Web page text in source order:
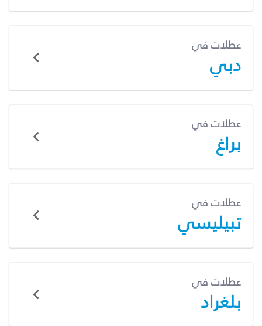
عطلات في
دبي
عطلات في
براغ
عطلات في
تبيليسي
عطلات في
بلغراد